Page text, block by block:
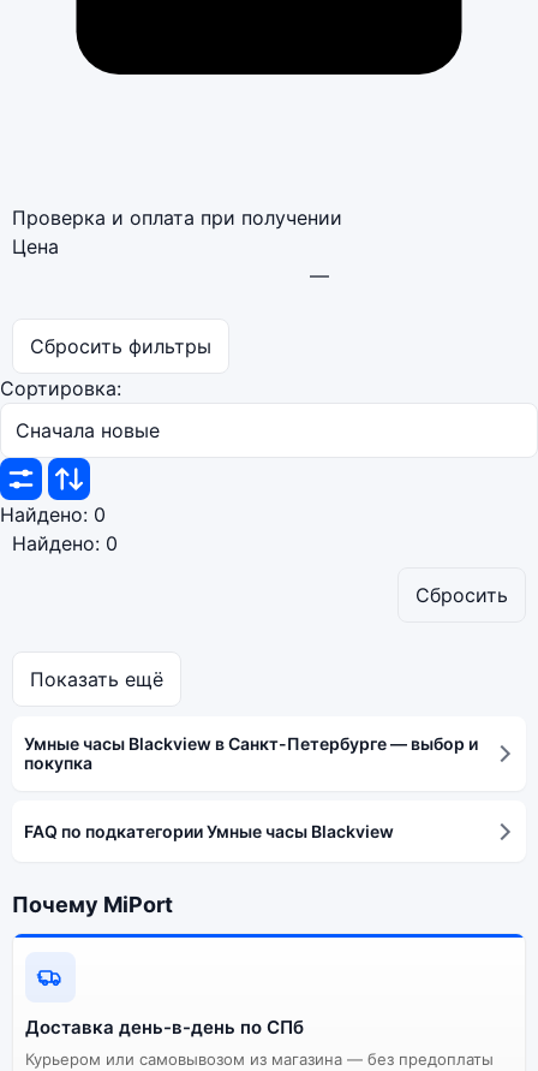
Проверка и оплата при получении
Цена
—
Сбросить фильтры
Сортировка:
Найдено: 0
Найдено: 0
Сбросить
Показать ещё
Умные часы Blackview в Санкт-Петербурге — выбор и
покупка
FAQ по подкатегории Умные часы Blackview
Почему MiPort
Доставка день-в-день по СПб
Курьером или самовывозом из магазина — без предоплаты